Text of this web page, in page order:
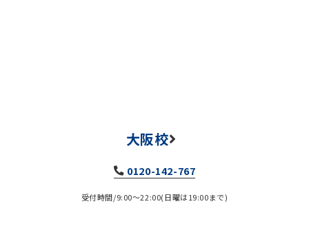
大阪校
0120-142-767
受付時間/9:00～22:00(日曜は19:00まで)